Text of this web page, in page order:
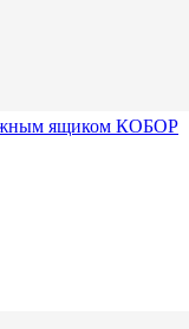
ящиком КОБОР